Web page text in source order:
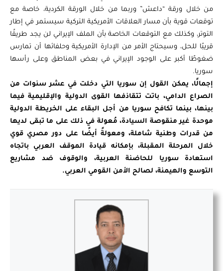
من خلال ورقة “داعش” وربما من خلال الورقة الكردية، خاصة مع
توقعات قوية بأن مسار العلاقات الأمريكية التركية سيستمر في إطار
التوتر، وكذلك مع التوقعات الخاصة بأن الملف الإيراني لن يجد طريقًا
قريبًا للحل، وسيحتاج الأمر من الإدارة الأمريكية وحلفائها أن تمارس
ضغوطًا أكبر على الوجود الإيراني في بعض المناطق وعلى رأسها
سوريا.
إجمالًا، يمكن القول إن سوريا التي دخلت في عشر سنوات من
الصراع الدامي، باتت تتقاذفها القوى الدولية والإقليمية فيما
بينها، بينما تكافح سوريا من أجل البقاء على الخريطة الدولية
موحدة غير منقوصة السيادة، مُعولة في ذلك على ما تبقى لديها
من قدرات وطنية شاملة، ومعولةً أيضًا على دور مصري قوي
خلال المرحلة المقبلة، بإمكانه قيادة الموقف العربي باتجاه
استعادة سوريا للحاضنة العربية، والوقوف ضد مشاريع
التوسع والهيمنة، لصالح الأمن القومي العربي.